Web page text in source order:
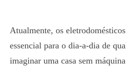
Atualmente, os
essencial para o dia-a-dia de
imaginar uma casa sem